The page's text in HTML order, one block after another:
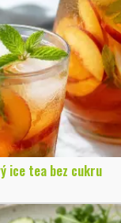
ice tea bez cukru